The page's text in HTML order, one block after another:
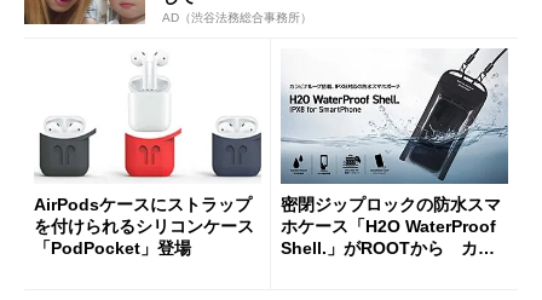
AD（渋谷法務総合事務所）
AirPodsケースにストラップ
を付けられるシリコンケース
「PodPocket」登場
密閉ジップロックの防水スマ
ホケース「H2O WaterProof
Shell.」がROOTから カラ